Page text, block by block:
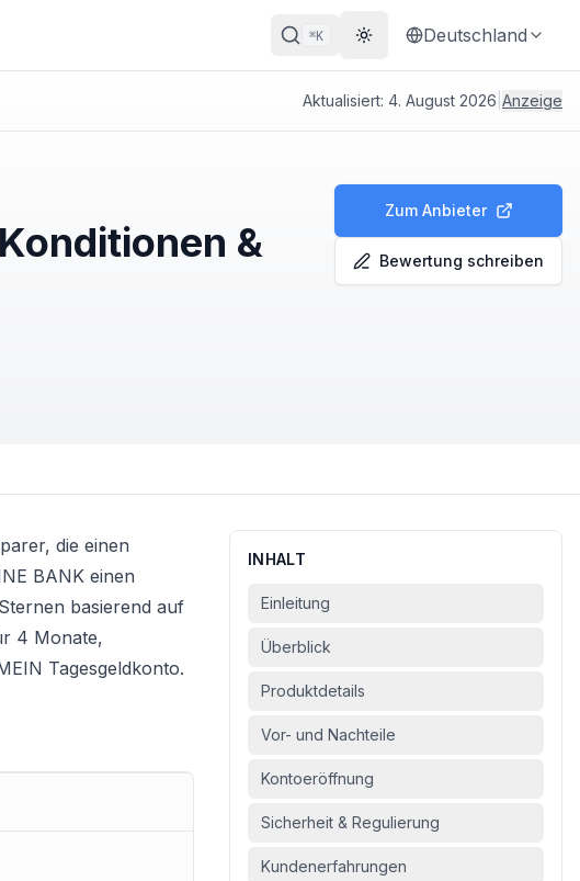
⌘K Theme wechseln
Deutschland
Aktualisiert: 4. August 2026 Anzeige
&
Zum Anbieter
Bewertung schreiben
die einen
BANK einen
basierend auf
4 Monate,
Tagesgeldkonto.
INHALT
Einleitung
Überblick
Produktdetails
Vor- und Nachteile
Kontoeröffnung
Sicherheit & Regulierung
Kundenerfahrungen